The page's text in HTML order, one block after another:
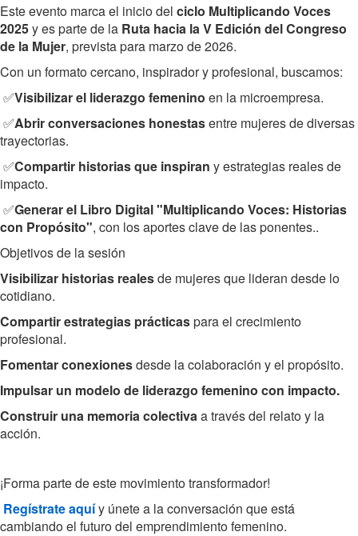
Este evento marca el inicio del ciclo Multiplicando Voces
2025y es parte de la Ruta hacia la V Edición del Congreso
de la Mujer, prevista para marzo de 2026.
Con un formato cercano, inspirador y profesional, buscamos:
✅Visibilizar el liderazgo femenino en la microempresa.
✅Abrir conversaciones honestasentre mujeres de diversas
trayectorias.
✅Compartir historias que inspiran y estrategias reales de
impacto.
✅Generar el Libro Digital "Multiplicando Voces: Historias
con Propósito", con los aportes clave de las ponentes..
Objetivos de la sesión
Visibilizar historias realesde mujeres que lideran desde lo
cotidiano.
Compartir estrategias prácticaspara el crecimiento
profesional.
Fomentar conexionesdesde la colaboración y el propósito.
Impulsar un modelo de liderazgo femenino con impacto.
Construir una memoria colectivaa través del relato y la
acción.
¡Forma parte de este movimiento transformador!
Regístrate aquíy únete a la conversación que está
cambiando el futuro del emprendimiento femenino.